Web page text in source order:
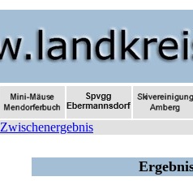
Zwischenergebnis